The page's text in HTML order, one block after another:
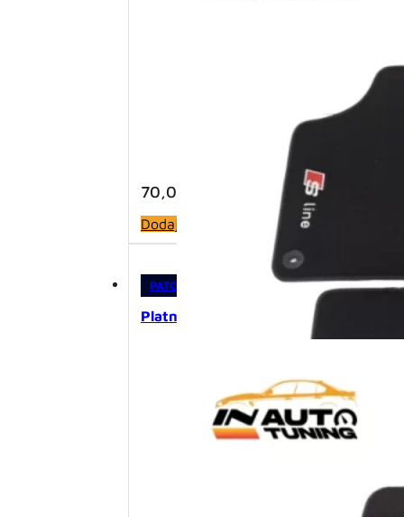
70,00
Dodaj u korpu
PATOSNICE PLATNENE PATOSNICE
Platnene patosnice – Audi A3 8L